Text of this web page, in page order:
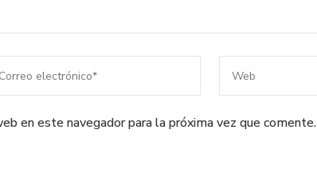
en este navegador para la próxima vez que comente.